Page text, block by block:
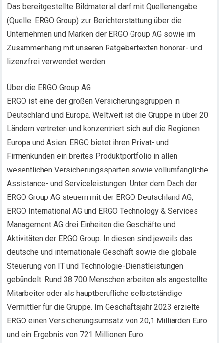
Das bereitgestellte Bildmaterial darf mit Quellenangabe
(Quelle: ERGO Group) zur Berichterstattung über die
Unternehmen und Marken der ERGO Group AG sowie im
Zusammenhang mit unseren Ratgebertexten honorar- und
lizenzfrei verwendet werden.
Über die ERGO Group AG
ERGO ist eine der großen Versicherungsgruppen in
Deutschland und Europa. Weltweit ist die Gruppe in über 20
Ländern vertreten und konzentriert sich auf die Regionen
Europa und Asien. ERGO bietet ihren Privat- und
Firmenkunden ein breites Produktportfolio in allen
wesentlichen Versicherungssparten sowie vollumfängliche
Assistance- und Serviceleistungen. Unter dem Dach der
ERGO Group AG steuern mit der ERGO Deutschland AG,
ERGO International AG und ERGO Technology & Services
Management AG drei Einheiten die Geschäfte und
Aktivitäten der ERGO Group. In diesen sind jeweils das
deutsche und internationale Geschäft sowie die globale
Steuerung von IT und Technologie-Dienstleistungen
gebündelt. Rund 38.700 Menschen arbeiten als angestellte
Mitarbeiter oder als hauptberufliche selbstständige
Vermittler für die Gruppe. Im Geschäftsjahr 2023 erzielte
ERGO einen Versicherungsumsatz von 20,1 Milliarden Euro
und ein Ergebnis von 721 Millionen Euro.